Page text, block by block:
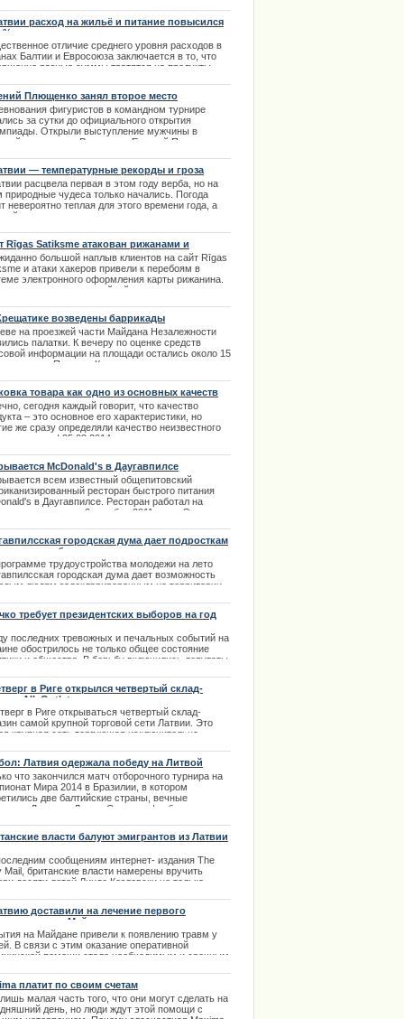
расход на жильё и питание повысился
%.
отличие среднего уровня расходов в
Балтии и Евросоюза заключается в то, что
разные суммы тратятся на продукты
состоит в затратах на продукты питания.
Плющенко занял второе место
фигуристов в командном турнире
за сутки до официального открытия
Открыли выступление мужчины в
программе. Россиянин Евгений Плющенко
— температурные рекорды и гроза
расцвела первая в этом году верба, но на
природные чудеса только начались. Погода
невероятно теплая для этого времени года, а
радует отсутствие снега и солнечная погода.
тысячи жителей, которые тут же
радугу и стали делиться фото в
сетях. | 24.12.2013
Rīgas Satiksme атакован рижанами и
большой наплыв клиентов на сайт Rīgas
и атаки хакеров привели к перебоям в
электронного оформления карты рижанина.
не выдержала двойной проверки на
возведены баррикады
на проезжей части Майдана Незалежности
палатки. К вечеру по оценке средств
информации на площади остались около 15
человек. Поперек Крещатика возведены
товара как одно из основных качеств
сегодня каждый говорит, что качество
– это основное его характеристики, но
же сразу определяли качество неизвестного
продукта. | 05.03.2014
McDonald's в Даугавпилсе
всем известный общепитовский
ресторан быстрого питания
в Даугавпилсе. Ресторан работал на
четверочку с 6 декабря 2011 годы. Это
городская дума дает подросткам
работу
трудоустройства молодежи на лето
городская дума дает возможность
людям задекларированным на территории
С 1 марта начинается регистрация всех
устроиться на работу подростков.
требует президентских выборов на год
последних тревожных и печальных событий на
обострилось не только общее состояние
и общества. В борьбу включились депутаты.
интересам.
в Риге открылся четвертый склад-
Alk Outlet
в Риге открываться четвертый склад-
самой крупной торговой сети Латвии. Это
крупная сеть торгующая исключительно
метра и оборудован удобной
стоянкой. Первый такой магазин был
в Риге в марте прошлого года и вскоре
третий магазин.
Латвия одержала победу на Литвой
что закончился матч отборочного турнира на
Мира 2014 в Бразилии, в котором
две балтийские страны, вечные
Латвия и Литва. Сегодня, футбольная
власти балуют эмигрантов из Латвии
сообщениям интернет- издания The
Mail, британские власти намерены вручить
десяти детей Линде Козловски не только
дом.
доставили на лечение первого
с Майдана
на Майдане привели к появлению травм у
В связи с этим оказание оперативной
помощи стало необходимым и срочным.
комплекса услуг для всех
платит по своим счетам
малая часть того, что они могут сделать на
день, но люди ждут этой помощи с